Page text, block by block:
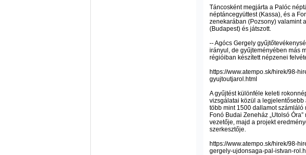
Táncosként megjárta a Palóc
néptáncegyüttest (Kassa), és a
zenekarában (Pozsony) valamint
(Budapest) és játszott.
-- Agócs Gergely
irányul, de gyűjteményében más
régióiban készített népzenei
https://www.atempo.sk/hirek/98-
gyujtoutjarol.html
A gyűjtést különféle keleti
vizsgálatai közül a
több mint 1500 dallamot
Fonó Budai Zeneház „Utolsó
vezetője, majd a projekt
szerkesztője.
https://www.atempo.sk/hirek/98-
gergely-ujdonsaga-pal-istvan-